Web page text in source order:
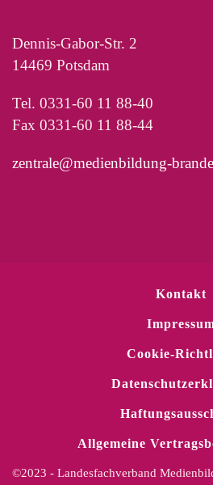
Dennis-Gabor-Str. 2
14469 Potsdam
Tel. 0331-60 11 88-40
Fax 0331-60 11 88-44
zentrale@medienbildung-
Kontakt
Cookie-
Allgemeine
©2023 - Landesfachverband